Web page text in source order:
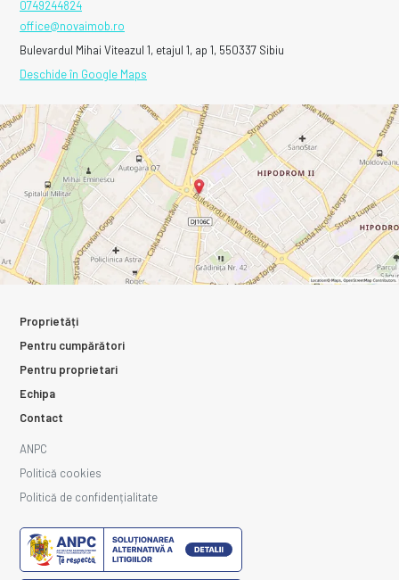
0749244824
office@novaimob.ro
Bulevardul Mihai Viteazul 1, etajul 1, ap 1, 550337 Sibiu
Deschide în Google Maps
Proprietăți
Pentru cumpărători
Pentru proprietari
Echipa
Contact
ANPC
Politică cookies
Politică de confidențialitate